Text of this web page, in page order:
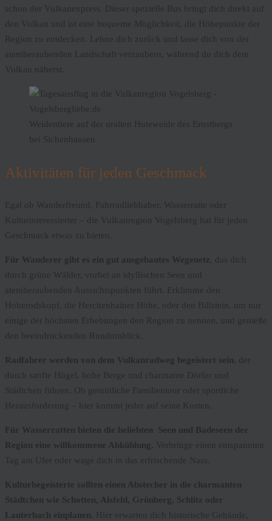
schon der Vulkanexpress. Dieser spezielle Bus bringt dich direkt auf
den Vulkan und ist eine bequeme Möglichkeit, die Höhepunkte der
Region zu entdecken. Lehne dich zurück und lasse dich von der
atemberaubenden Landschaft verzaubern, während du dich dem
Vulkan näherst.
Weidentiere auf der uralten Huteweide des Ernstbergs
bei Sichenhausen
Aktivitäten für jeden Geschmack
Egal ob Wanderfreund, Fahrradliebhaber, Wasserratte oder
Kulturinteressierter – die Vulkanregion Vogelsberg hat für jeden
Geschmack etwas zu bieten.
Für Wanderer gibt es ein gut ausgebautes Wegenetz , das dich
durch grüne Wälder, vorbei an idyllischen Seen und
atemberaubenden Aussichtspunkten führt. Erklimme den
Hoherodskopf, die Herchenhainer Höhe, oder den Billstein, um nur
einige der höchsten Erhebungen den Region zu nennen, und genieße
den beeindruckenden Rundumblick.
Radfahrer werden von dem Vulkanradweg begeistert sein , der
durch sanfte Hügel, hohe Berge und charmante Dörfer und
Städtchen führen. Ob gemütliche Familientour oder sportliche
Herausforderung – hier kommt jeder auf seine Kosten.
Für Wasserratten bieten die beliebten Seen und Badeseen der
Region eine willkommene Abkühlung. Verbringe einen entspannten
Tag am Ufer oder wage dich in das erfrischende Nass.
Kulturbegeisterte sollten einen Abstecher in die charmanten
Städtchen wie Schotten, Alsfeld, Grünberg, Schlitz oder
Lauterbach einplanen. Hier erwarten dich historische Gebäude,